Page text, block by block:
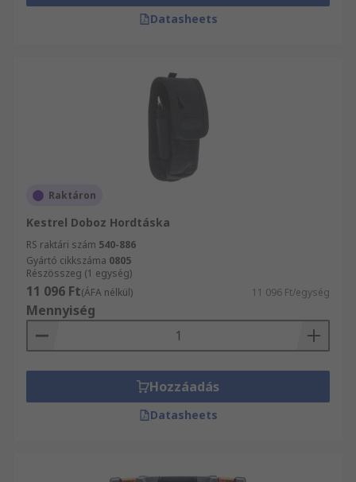
Datasheets
Raktáron
Kestrel Doboz Hordtáska
RS raktári szám 540-886
Gyártó cikkszáma 0805
Részösszeg (1 egység)
11 096 Ft(ÁFA nélkül) 11 096 Ft/egység
Mennyiség
Hozzáadás
Datasheets